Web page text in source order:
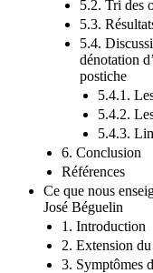
5.2. Tri des
5.3.
5.4.
dénotation
postiche
5.4.1.
5.4.2.
5.4.3.
6. Conclusion
Références
Ce que nous
José Béguelin
1. Introduction
2. Extension
3. Symptômes